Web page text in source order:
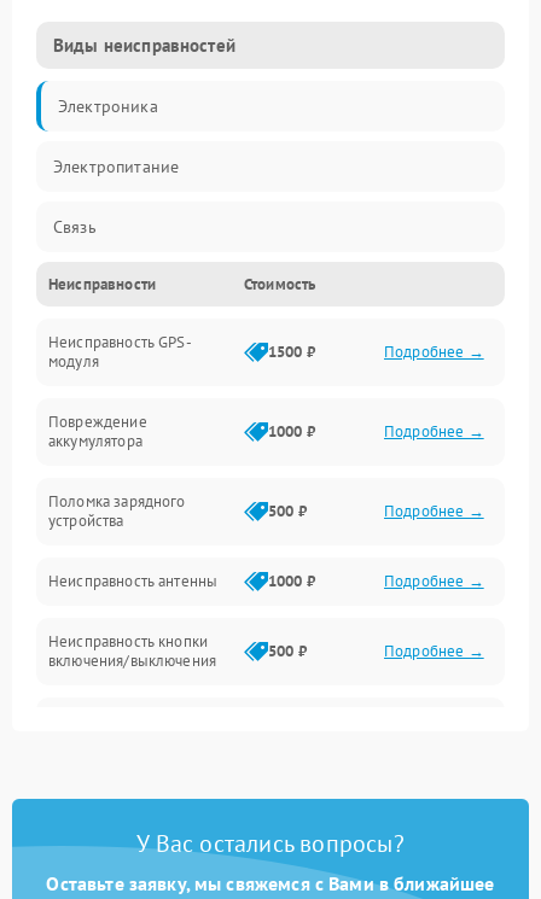
Виды неисправностей
Электроника
Электропитание
Связь
Навигация
Корпус
Неисправности Стоимость
Неисправность GPS-
модуля
1500 ₽ Подробнее →
Повреждение
аккумулятора
1000 ₽ Подробнее →
Поломка зарядного
устройства
500 ₽ Подробнее →
Неисправность антенны 1000 ₽ Подробнее →
Неисправность кнопки
включения/выключения
500 ₽ Подробнее →
Повреждение внутренних
Неисправность системы
1000 ₽ Подробнее →
У Вас остались вопросы?
Оставьте заявку, мы свяжемся с Вами в ближайшее